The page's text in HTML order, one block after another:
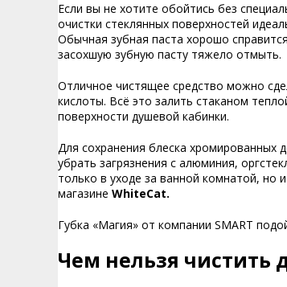
Если вы не хотите обойтись без
очистки стеклянных поверхностей
Обычная зубная паста хорошо
засохшую зубную пасту тяжело отмыть.
Отличное чистящее средство можно
кислоты. Всё это залить стаканом
поверхности душевой кабинки.
Для сохранения блеска хромированных
убрать загрязнения с алюминия,
только в уходе за ванной комнатой,
магазине WhiteCat.
Губка «Магия» от компании SMART
Чем нельзя чистить